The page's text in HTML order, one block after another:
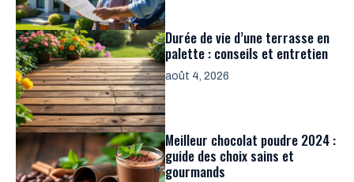
Durée de vie d’une terrasse en
palette : conseils et entretien
août 4, 2026
Meilleur chocolat poudre 2024 :
guide des choix sains et
gourmands